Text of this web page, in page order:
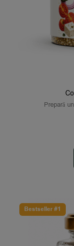
Prepară
Bestseller #1